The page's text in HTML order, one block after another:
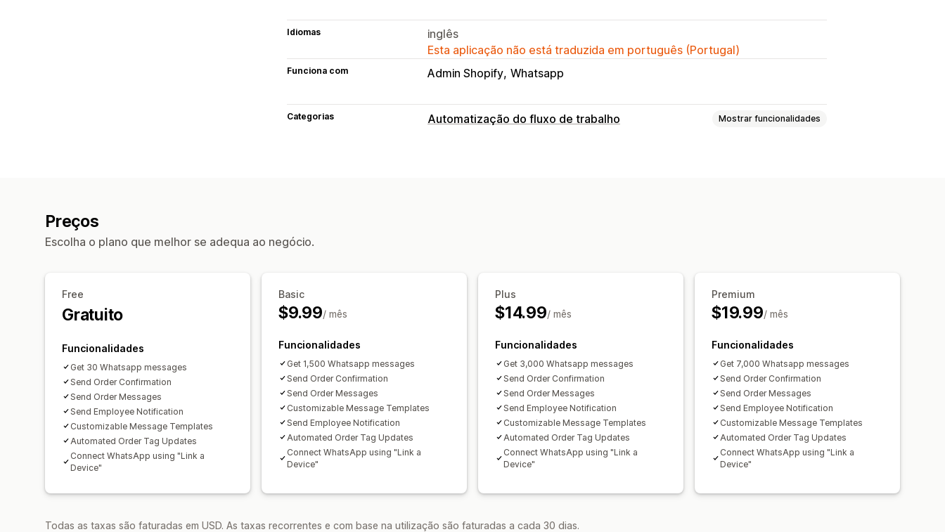
Idiomas
inglês
Esta aplicação não está traduzida em português (Portugal)
Funciona com Admin Shopify Whatsapp
Categorias Automatização do fluxo de trabalho Mostrar funcionalidades
Preços
Escolha o plano que melhor se adequa ao negócio.
Free
Gratuito
Funcionalidades
Get 30 Whatsapp messages
Send Order Confirmation
Send Order Messages
Send Employee Notification
Customizable Message Templates
Automated Order Tag Updates
Connect WhatsApp using "Link a
Device"
Basic
$9.99/ mês
Funcionalidades
Get 1,500 Whatsapp messages
Send Order Confirmation
Send Order Messages
Customizable Message Templates
Send Employee Notification
Automated Order Tag Updates
Connect WhatsApp using "Link a
Device"
Plus
$14.99/ mês
Funcionalidades
Get 3,000 Whatsapp messages
Send Order Confirmation
Send Order Messages
Send Employee Notification
Customizable Message Templates
Automated Order Tag Updates
Connect WhatsApp using "Link a
Device"
Premium
$19.99/ mês
Funcionalidades
Get 7,000 Whatsapp messages
Send Order Confirmation
Send Order Messages
Send Employee Notification
Customizable Message Templates
Automated Order Tag Updates
Connect WhatsApp using "Link a
Device"
Todas as taxas são faturadas em USD. As taxas recorrentes e com base na utilização são faturadas a cada 30 dias.